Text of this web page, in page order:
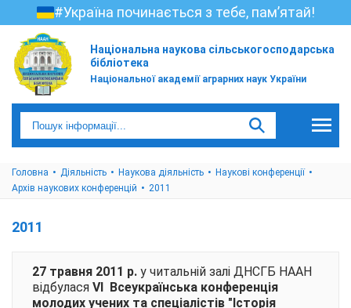
#Україна починається з тебе, пам’ятай!
Національна наукова сільськогосподарська
бібліотека
Національної академії аграрних наук України
Головна Діяльність Наукова діяльність
Наукові конференції
Архів наукових конференцій
2011
2011
27 травня 2011 р. у читальній залі ДНСГБ НААН
відбулася VI Всеукраїнська конференція
молодих учених та спеціалістів "Історія